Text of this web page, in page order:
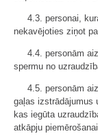
4.3. personai,
nekavējoties ziņot
4.4. personām
spermu no
4.5. personām
gaļas izstrādājumus
kas iegūta
atkāpju